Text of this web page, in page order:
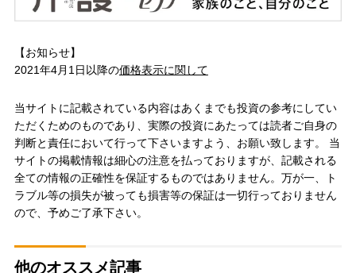
【お知らせ】
2021年4月1日以降の価格表示に関して
当サイトに記載されている内容はあくまでも投資の参考にしてい
ただくためのものであり、実際の投資にあたっては読者ご自身の
判断と責任において行って下さいますよう、お願い致します。 当
サイトの掲載情報は細心の注意を払っておりますが、記載される
全ての情報の正確性を保証するものではありません。万が一、ト
ラブル等の損失が被っても損害等の保証は一切行っておりません
ので、予めご了承下さい。
他のオススメ記事